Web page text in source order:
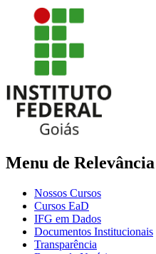
Menu de Relevância
Nossos Cursos
Cursos EaD
IFG em Dados
Documentos Institucionais
Transparência